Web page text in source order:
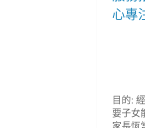
心專
目的:
要子女